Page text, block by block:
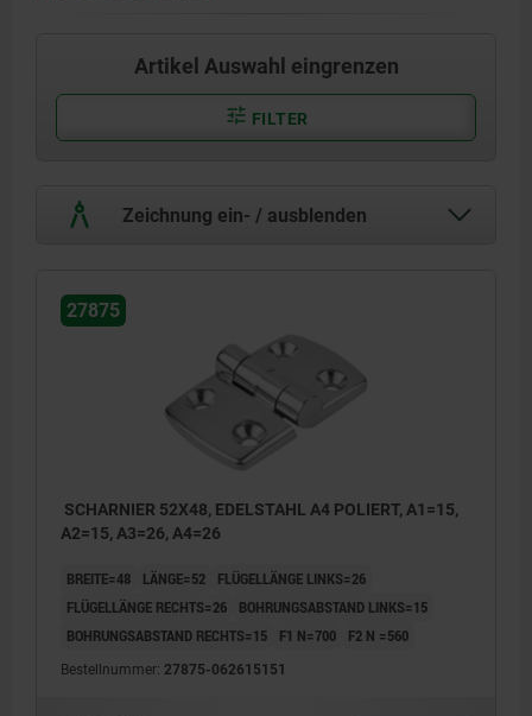
Artikel Auswahl eingrenzen
FILTER
Zeichnung ein- / ausblenden
27875
SCHARNIER 52X48, EDELSTAHL A4 POLIERT, A1=15,
A2=15, A3=26, A4=26
BREITE=48 LÄNGE=52
FLÜGELLÄNGE LINKS=26
FLÜGELLÄNGE RECHTS=26
BOHRUNGSABSTAND LINKS=15
BOHRUNGSABSTAND RECHTS=15
F1 N=700 F2 N =560
Bestellnummer: 27875-062615151